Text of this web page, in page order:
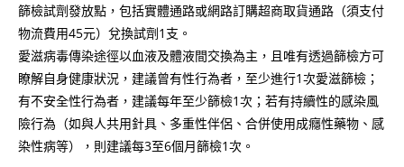
篩檢試劑發放點，包括實體通路或網路訂購超商取貨通路（須支付
物流費用45元）兌換試劑1支。
愛滋病毒傳染途徑以血液及體液間交換為主，且唯有透過篩檢方可
瞭解自身健康狀況，建議曾有性行為者，至少進行1次愛滋篩檢；
有不安全性行為者，建議每年至少篩檢1次；若有持續性的感染風
險行為（如與人共用針具、多重性伴侶、合併使用成癮性藥物、感
染性病等），則建議每3至6個月篩檢1次。